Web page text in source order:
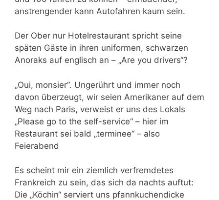
anstrengender kann Autofahren kaum sein.
Der Ober nur Hotelrestaurant spricht seine
späten Gäste in ihren uniformen, schwarzen
Anoraks auf englisch an – „Are you drivers“?
„Oui, monsier“. Ungerührt und immer noch
davon überzeugt, wir seien Amerikaner auf dem
Weg nach Paris, verweist er uns des Lokals
„Please go to the self-service“ – hier im
Restaurant sei bald „terminee“ – also
Feierabend
Es scheint mir ein ziemlich verfremdetes
Frankreich zu sein, das sich da nachts auftut:
Die „Köchin“ serviert uns pfannkuchendicke